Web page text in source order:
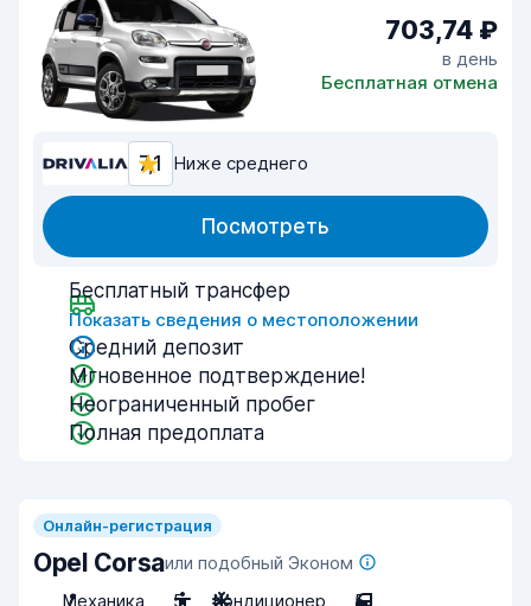
703,74 ₽
в день
Бесплатная отмена
7,1 Ниже среднего
Посмотреть
Бесплатный трансфер
Показать сведения о местоположении
Средний депозит
Мгновенное подтверждение!
Неограниченный пробег
Полная предоплата
Онлайн-регистрация
Opel Corsaили подобный Эконом
Механика
5 Кондиционер 5